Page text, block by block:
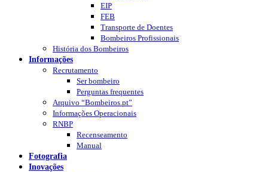
EIP
FEB
Transporte de Doentes
Bombeiros Profissionais
História dos Bombeiros
Informações
Recrutamento
Ser bombeiro
Perguntas frequentes
Arquivo “Bombeiros.pt”
Informações Operacionais
RNBP
Recenseamento
Manual
Fotografia
Inovações